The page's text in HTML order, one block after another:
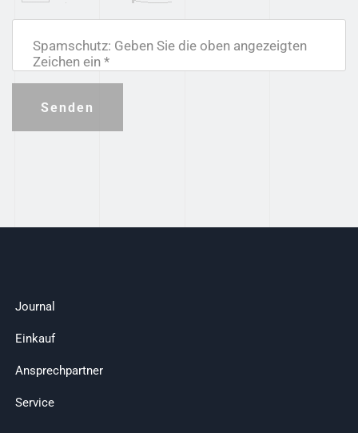
Spamschutz: Geben Sie die oben angezeigten
Zeichen ein *
Senden
Journal
Einkauf
Ansprechpartner
Service